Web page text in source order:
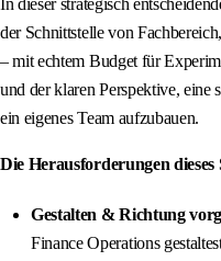
In dieser strategisch
der Schnittstelle von
– mit echtem Budget für
und der klaren Perspektive, eine
ein eigenes Team aufzubauen.
Die Herausforderungen dieses
Gestalten & Richtung
Finance Operations